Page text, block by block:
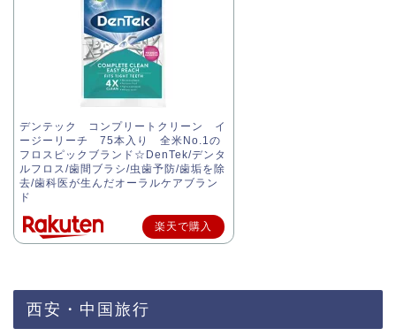
デンテック コンプリートクリーン イ
ージーリーチ 75本入り 全米No.1の
フロスピックブランド☆DenTek/デンタ
ルフロス/歯間ブラシ/虫歯予防/歯垢を除
去/歯科医が生んだオーラルケアブラン
ド
楽天で購入
西安・中国旅行